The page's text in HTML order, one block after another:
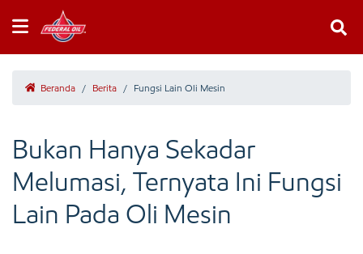
Beranda / Berita / Fungsi Lain Oli Mesin
Bukan Hanya Sekadar
Melumasi, Ternyata Ini Fungsi
Lain Pada Oli Mesin